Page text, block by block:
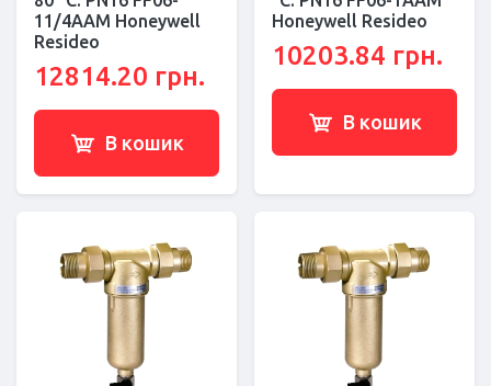
11/4AAM Honeywell
Resideo
12814.20 грн.
В кошик
Honeywell Resideo
10203.84 грн.
В кошик